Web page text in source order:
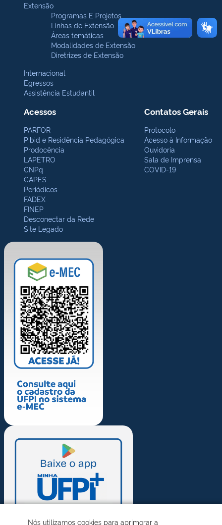
Extensão
Programas E Projetos
Linhas de Extensão
Áreas temáticas
Modalidades de Extensão
Diretrizes de Extensão
Internacional
Egressos
Assistência Estudantil
Acessos
PARFOR
Pibid e Residência Pedagógica
Prodocência
LAPETRO
CNPq
CAPES
Periódicos
FADEX
FINEP
Desconectar da Rede
Site Legado
Contatos Gerais
Protocolo
Acesso à Informação
Ouvidoria
Sala de Imprensa
COVID-19
Nós utilizamos cookies para aprimorar a